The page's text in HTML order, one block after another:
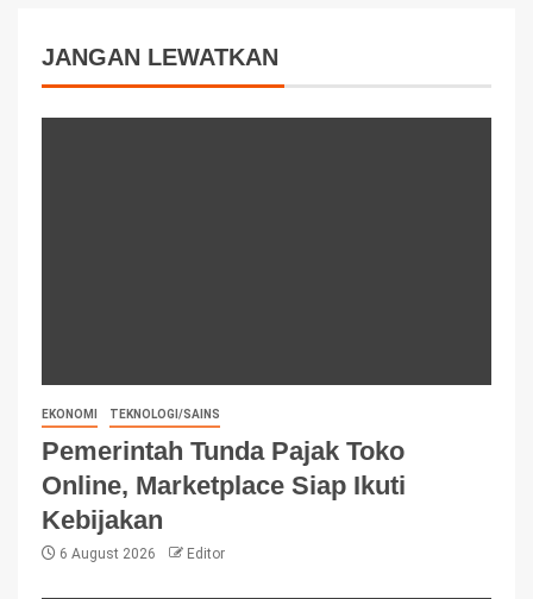
JANGAN LEWATKAN
EKONOMI TEKNOLOGI/SAINS
Pemerintah Tunda Pajak Toko
Online, Marketplace Siap Ikuti
Kebijakan
6 August 2026 Editor